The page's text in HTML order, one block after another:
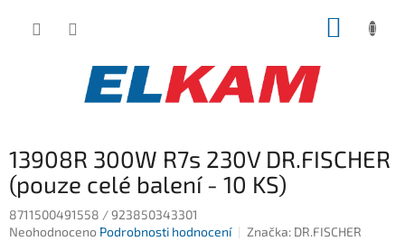
13908R 300W R7s 230V DR.FISCHER
(pouze celé balení - 10 KS)
8711500491558 / 923850343301
Průměrné
Neohodnoceno Podrobnosti hodnocení Značka: DR.FISCHER